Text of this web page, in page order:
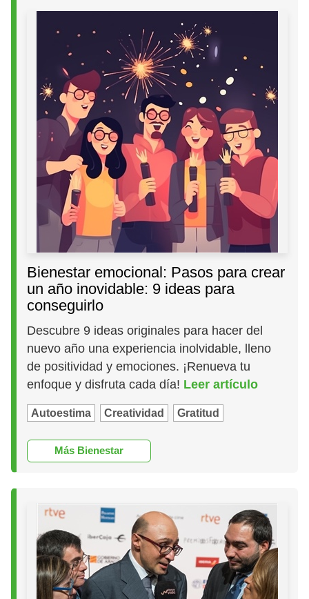
Bienestar emocional: Pasos para crear
un año inovidable: 9 ideas para
conseguirlo
Descubre 9 ideas originales para hacer del
nuevo año una experiencia inolvidable, lleno
de positividad y emociones. ¡Renueva tu
enfoque y disfruta cada día! Leer artículo
Autoestima Creatividad Gratitud
Más Bienestar